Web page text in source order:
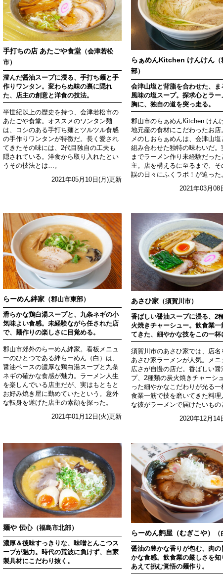
手打ちの店 あたごや食堂 （会津若松
市）
澄んだ醤油スープに浸る、手打ち麺と手
作りワンタン。変わらぬ味の裏に隠れ
た、店主の創意と洋食の技法。
半世紀以上の歴史を持つ、会津若松市の
あたごや食堂。オススメのワンタン麺
は、コシのある手打ち麺とツルツル食感
の手作りワンタンが特徴だ。長く愛され
てきたその味には、2代目独自の工夫も
隠されている。洋食から取り入れたとい
うその技法とは…。
2021年05月10日(月)更新
らぁめんKitchen けんけん
部）
会津山塩と背脂を合わせた、ま
風味の塩スープ。探求心とラー
胸に、独自の道を突っ走る。
郡山市のらぁめんKitchen けん
地元産の食材にこだわったお店
メのしおらぁめんは、会津山塩
組み合わせた独特の味わいだ。
までラーメン作り未経験だった
主。店を構えるに至るまで、そ
誤の日々にふくラボ！が迫った
2021年03月08
らーめん絆家 （郡山市東部）
滑らかな鶏白湯スープと、九条ネギの小
気味よい食感。未経験ながら任された店
で、麺作りの楽しさに目覚める。
郡山市郊外のらーめん絆家。看板メニュ
ーのひとつである絆らーめん（白）は、
醤油ベースの濃厚な鶏白湯スープと九条
ネギの確かな食感が魅力。ラーメン人生
を楽しんでいる店主だが、実はもともと
お好み焼き屋に勤めていたという。意外
な転身を遂げた店主の素顔を探った。
2021年01月12日(火)更新
あさひ家 （須賀川市）
香ばしい醤油スープに浸る、2
火焼きチャーシュー。飲食業一
てきた、細やかな技をこの一杯
須賀川市のあさひ家では、店名
あさひ家ラーメンが人気。メニ
広さが自慢の店だ。香ばしい醤
プ、2種類の炭火焼きチャーシ
った細やかなこだわりが光る一
食業一筋で技を磨いてきた料理
な彼がラーメンで届けたいもの
2020年12月14
麺や 伝心（福島市北部）
濃厚＆後味すっきりな、味噌とんこつス
ープが魅力。時代の荒波に負けず、自家
製具材にこだわり抜く。
らーめん麪屋（むぎこや）
醤油の豊かな香りが包む、肉の
かな食感。飲食業の厳しさを知
あえて挑む覚悟の麺作り。